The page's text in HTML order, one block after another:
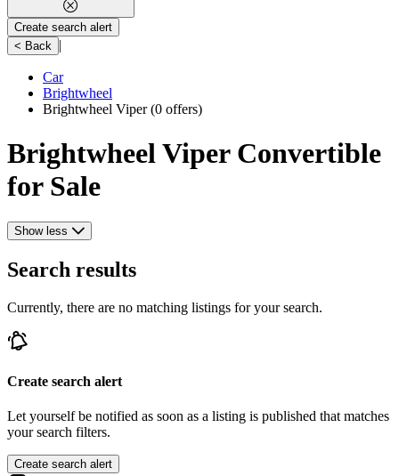
Create search alert
< Back |
Car
Brightwheel
Brightwheel Viper(0 offers)
Brightwheel Viper Convertible
for Sale
Show less
Search results
Currently, there are no matching listings for your search.
Create search alert
Let yourself be notified as soon as a listing is published that matches
your search filters.
Create search alert